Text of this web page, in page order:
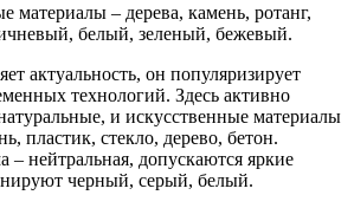
материалы – дерева, камень, ротанг,
белый, зеленый, бежевый.
актуальность, он популяризирует
технологий. Здесь активно
и искусственные материалы
пластик, стекло, дерево, бетон.
– нейтральная, допускаются яркие
черный, серый, белый.